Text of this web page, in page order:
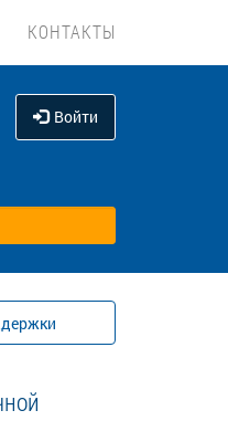
КОНТАКТЫ
Войти